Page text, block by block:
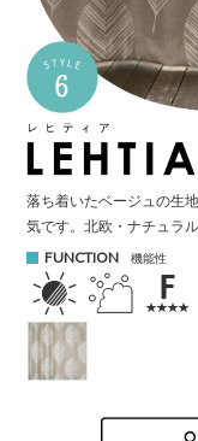
落ち着いたベージュの生
気です。北欧・ナチュラ
FUNCTION
機能性